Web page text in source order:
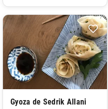
Gyoza de Sedrik Allani